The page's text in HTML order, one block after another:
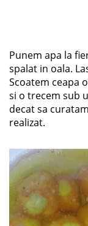
Punem apa la
spalat in oala.
Scoatem ceapa
si o trecem sub
decat sa
realizat.